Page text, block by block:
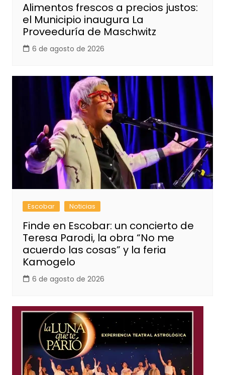
Alimentos frescos a precios justos:
el Municipio inaugura La
Proveeduría de Maschwitz
6 de agosto de 2026
Escobar Noticias
Finde en Escobar: un concierto de
Teresa Parodi, la obra “No me
acuerdo las cosas” y la feria
Kamogelo
6 de agosto de 2026